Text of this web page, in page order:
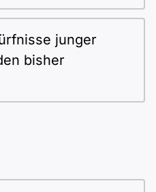
junger
bisher